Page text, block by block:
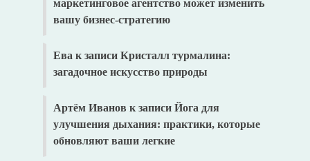
маркетинговое агентство может изменить
вашу бизнес-стратегию
Ева к записи Кристалл турмалина:
загадочное искусство природы
Артём Иванов к записи Йога для
улучшения дыхания: практики, которые
обновляют ваши легкие